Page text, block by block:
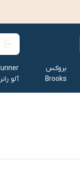
بروکس
Brooks
آلو رانر‌